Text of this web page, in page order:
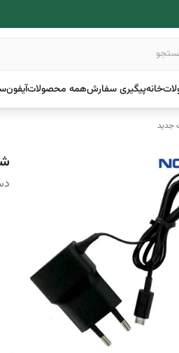
خانهپیگیری سفارشهمه محصولاتآیفون
جدید